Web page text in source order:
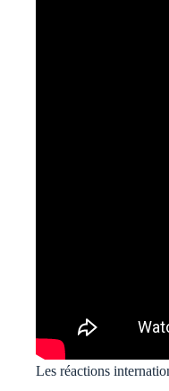
Les réactions